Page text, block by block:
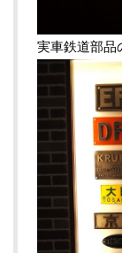
実車鉄道部品